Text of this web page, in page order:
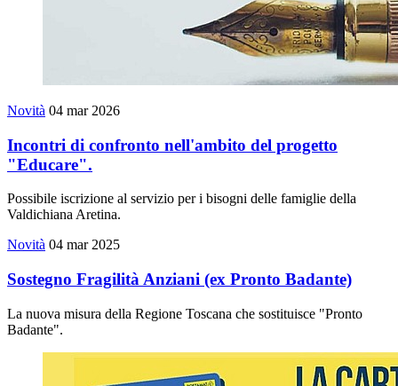
Novità 04 mar 2026
Incontri di confronto nell'ambito del progetto
"Educare".
Possibile iscrizione al servizio per i bisogni delle famiglie della
Valdichiana Aretina.
Novità 04 mar 2025
Sostegno Fragilità Anziani (ex Pronto Badante)
La nuova misura della Regione Toscana che sostituisce "Pronto
Badante".